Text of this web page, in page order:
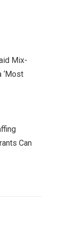
Mix-
‘Most
Can